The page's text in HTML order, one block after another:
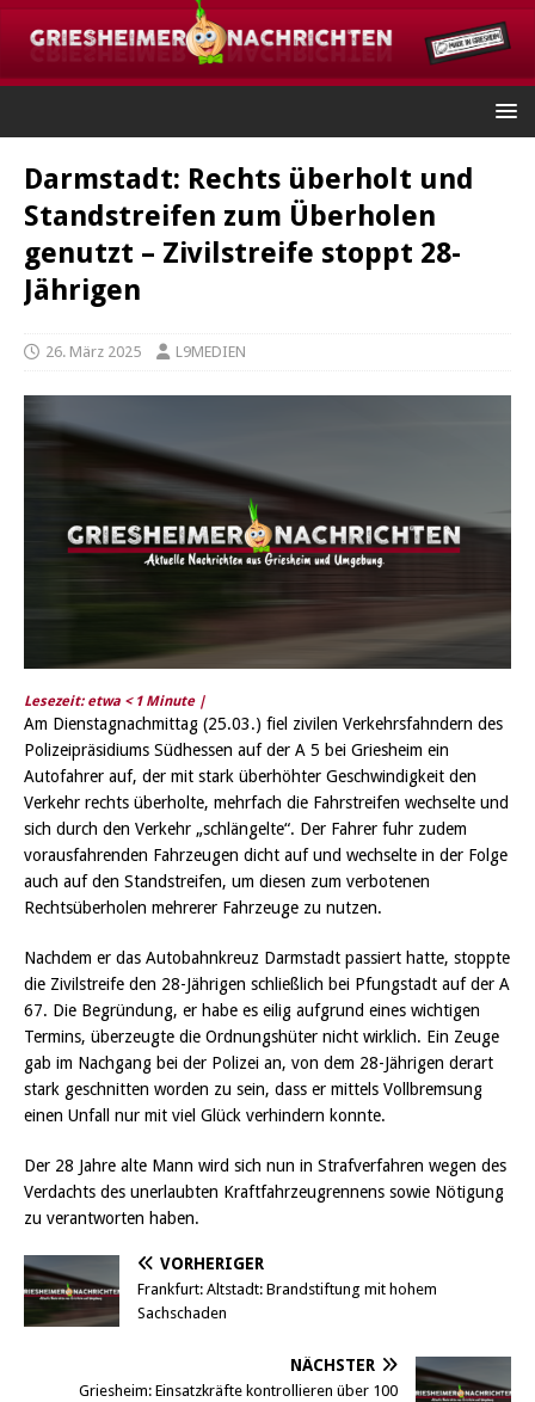
Darmstadt: Rechts überholt und
Standstreifen zum Überholen
genutzt – Zivilstreife stoppt 28-
Jährigen
26. März 2025 L9MEDIEN
Lesezeit: etwa < 1 Minute |
Am Dienstagnachmittag (25.03.) fiel zivilen Verkehrsfahndern des
Polizeipräsidiums Südhessen auf der A 5 bei Griesheim ein
Autofahrer auf, der mit stark überhöhter Geschwindigkeit den
Verkehr rechts überholte, mehrfach die Fahrstreifen wechselte und
sich durch den Verkehr „schlängelte“. Der Fahrer fuhr zudem
vorausfahrenden Fahrzeugen dicht auf und wechselte in der Folge
auch auf den Standstreifen, um diesen zum verbotenen
Rechtsüberholen mehrerer Fahrzeuge zu nutzen.
Nachdem er das Autobahnkreuz Darmstadt passiert hatte, stoppte
die Zivilstreife den 28-Jährigen schließlich bei Pfungstadt auf der A
67. Die Begründung, er habe es eilig aufgrund eines wichtigen
Termins, überzeugte die Ordnungshüter nicht wirklich. Ein Zeuge
gab im Nachgang bei der Polizei an, von dem 28-Jährigen derart
stark geschnitten worden zu sein, dass er mittels Vollbremsung
einen Unfall nur mit viel Glück verhindern konnte.
Der 28 Jahre alte Mann wird sich nun in Strafverfahren wegen des
Verdachts des unerlaubten Kraftfahrzeugrennens sowie Nötigung
zu verantworten haben.
VORHERIGER
Frankfurt: Altstadt: Brandstiftung mit hohem
Sachschaden
NÄCHSTER
Griesheim: Einsatzkräfte kontrollieren über 100